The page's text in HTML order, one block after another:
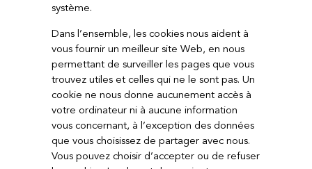
système.
Dans l’ensemble, les cookies nous aident à
vous fournir un meilleur site Web, en nous
permettant de surveiller les pages que vous
trouvez utiles et celles qui ne le sont pas. Un
cookie ne nous donne aucunement accès à
votre ordinateur ni à aucune information
vous concernant, à l’exception des données
que vous choisissez de partager avec nous.
Vous pouvez choisir d’accepter ou de refuser